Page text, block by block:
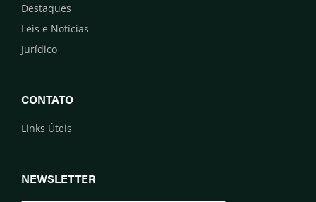
Destaques
Leis e Notícias
Jurídico
CONTATO
Links Úteis
NEWSLETTER